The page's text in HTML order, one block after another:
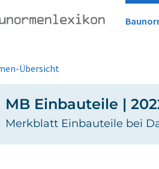
Übersicht
MB Einbauteile |
Merkblatt Einbauteile bei